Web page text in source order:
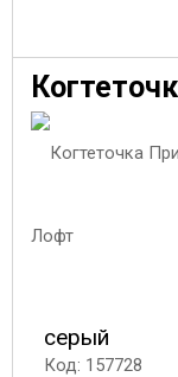
серый
Код: 157728